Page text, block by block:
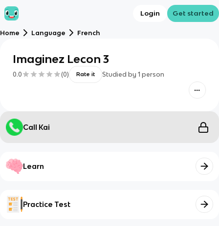
Login Get started
Home Language French
Imaginez Lecon 3
0.0 (0) Rate it Studied by 1 person
Call Kai
Learn
Practice Test